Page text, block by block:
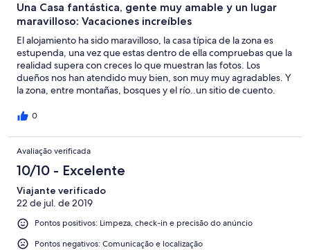
Una Casa fantástica, gente muy amable y un lugar
maravilloso: Vacaciones increíbles
El alojamiento ha sido maravilloso, la casa típica de la zona es
estupenda, una vez que estas dentro de ella compruebas que la
realidad supera con creces lo que muestran las fotos. Los
dueños nos han atendido muy bien, son muy muy agradables. Y
la zona, entre montañas, bosques y el río..un sitio de cuento.
0
Avaliação verificada
10/10 - Excelente
Viajante verificado
22 de jul. de 2019
Pontos positivos: Limpeza, check-in e precisão do anúncio
Pontos negativos: Comunicação e localização